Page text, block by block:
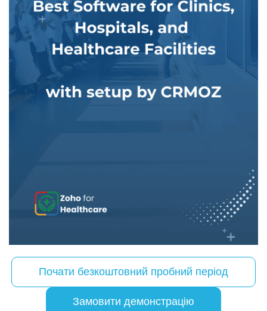
Почати безкоштовний пробний період
Замовити демонстрацію